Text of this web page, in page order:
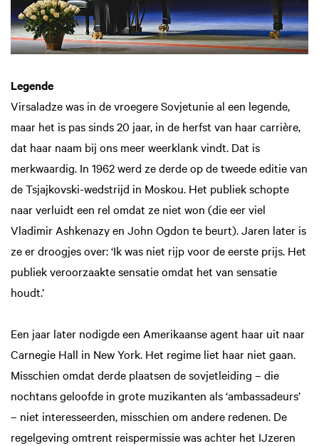
Legende
Virsaladze was in de vroegere Sovjetunie al een legende,
maar het is pas sinds 20 jaar, in de herfst van haar carrière,
dat haar naam bij ons meer weerklank vindt. Dat is
merkwaardig. In 1962 werd ze derde op de tweede editie van
de Tsjajkovski-wedstrijd in Moskou. Het publiek schopte
naar verluidt een rel omdat ze niet won (die eer viel
Vladimir Ashkenazy en John Ogdon te beurt). Jaren later is
ze er droogjes over: ‘Ik was niet rijp voor de eerste prijs. Het
publiek veroorzaakte sensatie omdat het van sensatie
houdt.’
Een jaar later nodigde een Amerikaanse agent haar uit naar
Carnegie Hall in New York. Het regime liet haar niet gaan.
Misschien omdat derde plaatsen de sovjetleiding – die
nochtans geloofde in grote muzikanten als ‘ambassadeurs’
– niet interesseerden, misschien om andere redenen. De
regelgeving omtrent reispermissie was achter het IJzeren